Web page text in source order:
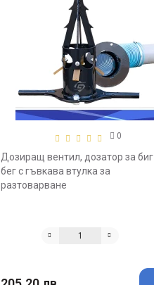
0
Дозиращ вентил, дозатор за биг
бег с гъвкава втулка за
разтоварване